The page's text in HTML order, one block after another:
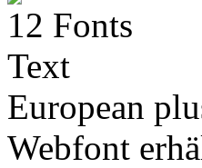
12 Fonts
Text
European
Webfont